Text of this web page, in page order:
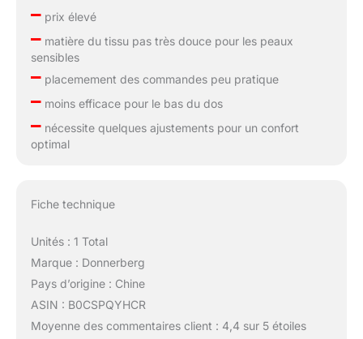
–prix élevé
–matière du tissu pas très douce pour les peaux
sensibles
–placemement des commandes peu pratique
–moins efficace pour le bas du dos
–nécessite quelques ajustements pour un confort
optimal
Fiche technique
Unités : 1 Total
Marque : Donnerberg
Pays d’origine : Chine
ASIN : B0CSPQYHCR
Moyenne des commentaires client : 4,4 sur 5 étoiles